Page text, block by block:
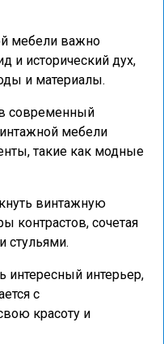
мебели важно
и исторический дух,
и материалы.
современный
мебели
такие как модные
винтажную
сочетая
стульями.
интересный интерьер,
с
красоту и